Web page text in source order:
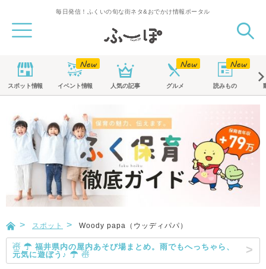
毎日発信！ふくいの旬な街ネタ&おでかけ情報ポータル
スポット情報 イベント情報 人気の記事 グルメ 読みもの
スポット Woody papa（ウッディパパ）
☃ ☂ 福井県内の屋内あそび場まとめ。雨でもへっちゃら、
元気に遊ぼう♪ ☂ ☃